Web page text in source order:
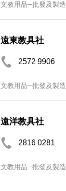
文教用品─批發及製造
遠東教具社
2572 9906
文教用品─批發及製造
遠洋教具社
2816 0281
文教用品─批發及製造